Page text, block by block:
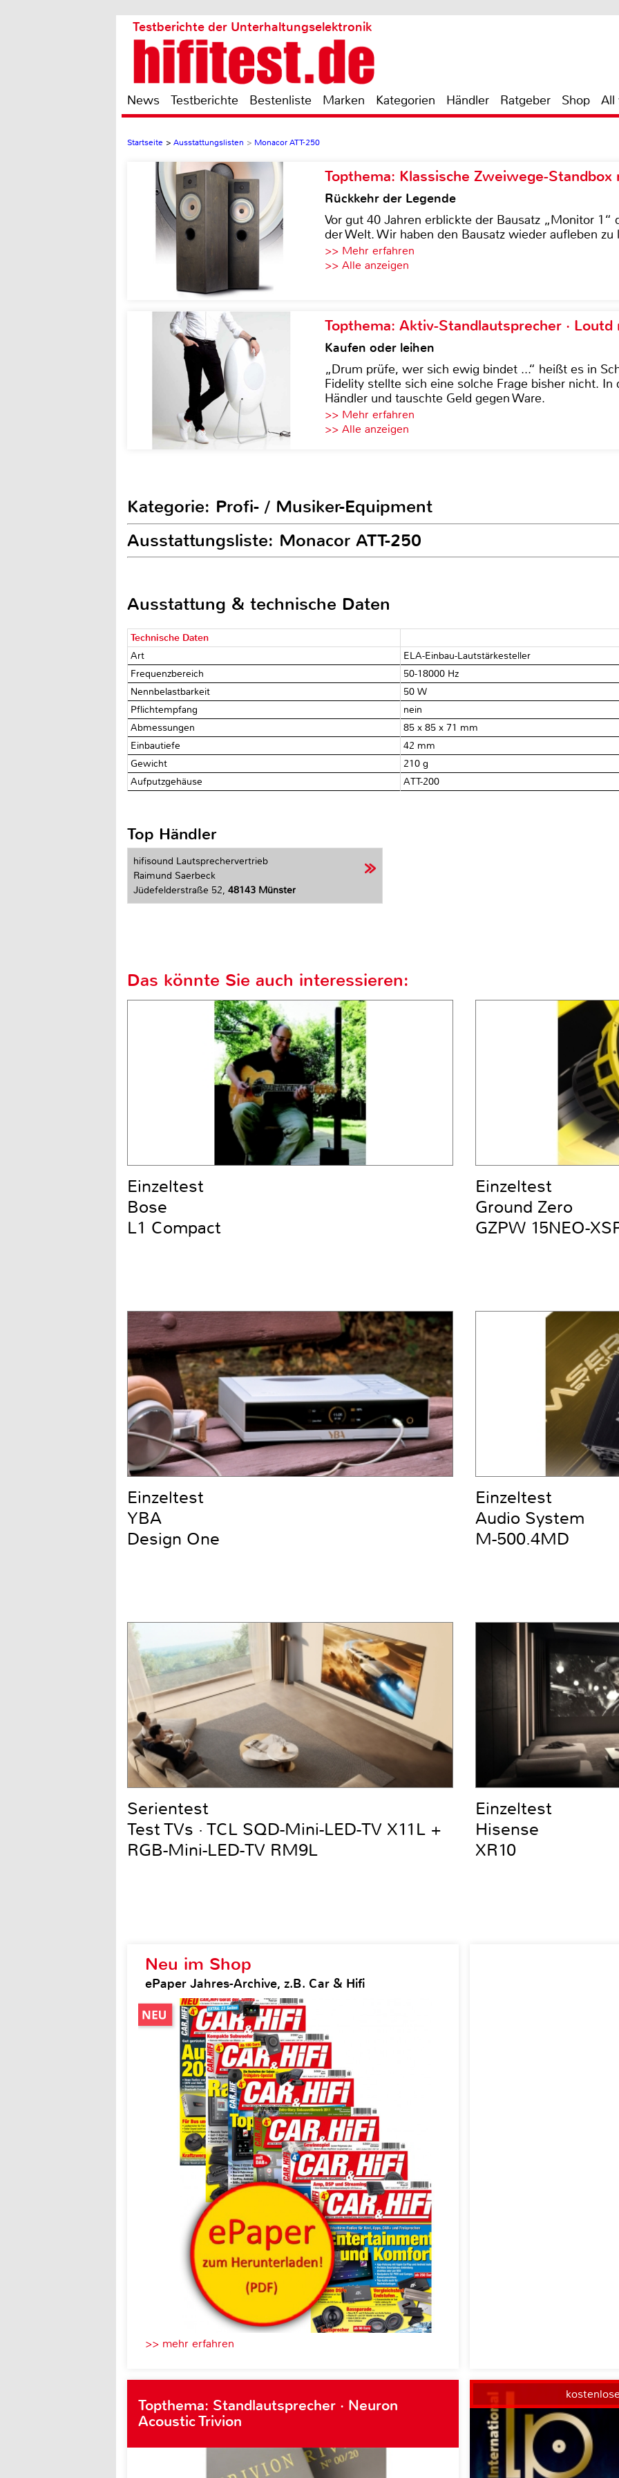
Testberichte der Unterhaltungselektronik
News Testberichte Bestenliste Marken Kategorien Händler Ratgeber Shop All
Startseite > Ausstattungslisten > Monacor ATT-250
Topthema: Klassische Zweiwege-
Rückkehr der Legende
Vor gut 40 Jahren erblickte der Bausatz „Monitor 1“
der Welt. Wir haben den Bausatz wieder aufleben zu
>> Mehr erfahren
>> Alle anzeigen
Topthema: Aktiv-Standlautsprecher · Loutd
Kaufen oder leihen
„Drum prüfe, wer sich ewig bindet ...“ heißt es in
Fidelity stellte sich eine solche Frage bisher nicht. In
Händler und tauschte Geld gegen Ware.
>> Mehr erfahren
>> Alle anzeigen
Kategorie: Profi- / Musiker-Equipment
Ausstattungsliste: Monacor ATT-250
Ausstattung & technische Daten
Technische Daten
Art
ELA-Einbau-Lautstärkesteller
Frequenzbereich
50-18000 Hz
Nennbelastbarkeit
50 W
Pflichtempfang
nein
Abmessungen
85 x 85 x 71 mm
Einbautiefe
42 mm
Gewicht
210 g
Aufputzgehäuse
ATT-200
Top Händler
hifisound Lautsprechervertrieb
Raimund Saerbeck
Jüdefelderstraße 52, 48143 Münster
Neu im Shop
ePaper Jahres-Archive, z.B. Car & Hifi
>> mehr erfahren
Topthema: Standlautsprecher · Neuron
Acoustic Trivion
Das könnte Sie auch interessieren:
Einzeltest
Bose
L1 Compact
Einzeltest
Ground Zero
GZPW 15NEO-
Einzeltest
YBA
Design One
Einzeltest
Audio System
M-500.4MD
Serientest
Test TVs · TCL SQD-Mini-LED-TV X11L +
RGB-Mini-LED-TV RM9L
Einzeltest
Hisense
XR10